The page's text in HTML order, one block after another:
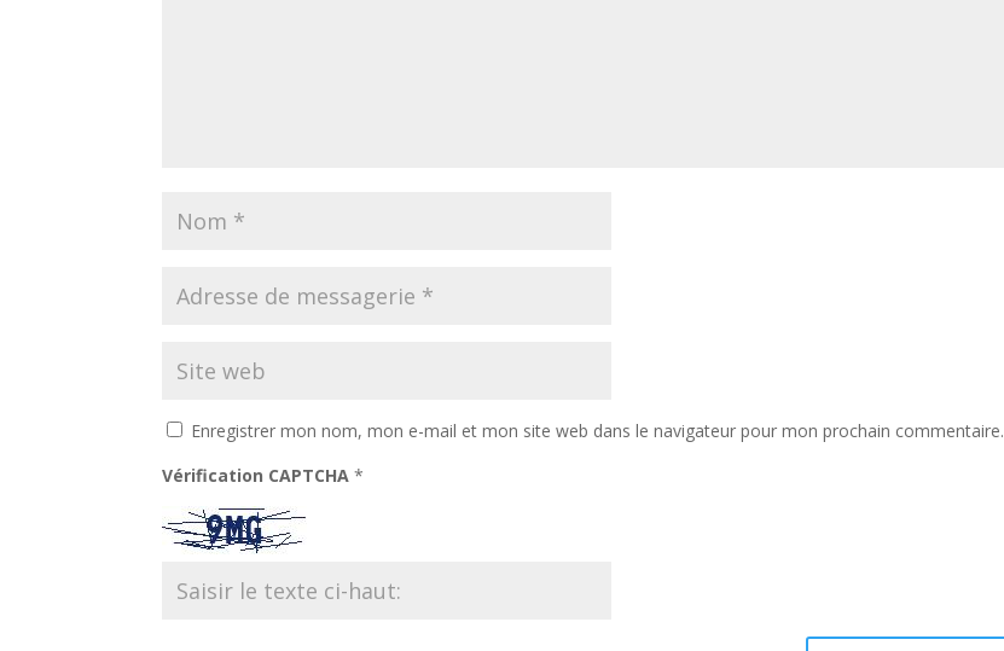
Enregistrer mon nom, mon e-mail et mon site web dans le navigateur pour mon prochain commentaire.
Vérification CAPTCHA*